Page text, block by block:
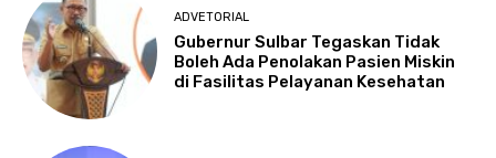
ADVETORIAL
Gubernur Sulbar Tegaskan Tidak
Boleh Ada Penolakan Pasien Miskin
di Fasilitas Pelayanan Kesehatan